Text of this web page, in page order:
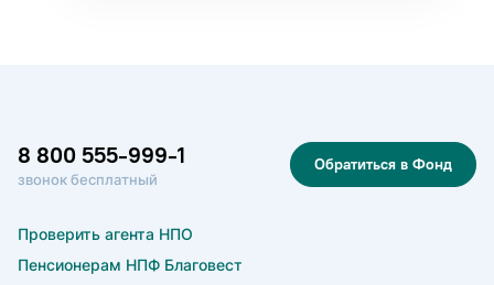
8 800 555-999-1
звонок бесплатный
Обратиться в Фонд
Проверить агента НПО
Пенсионерам НПФ Благовест